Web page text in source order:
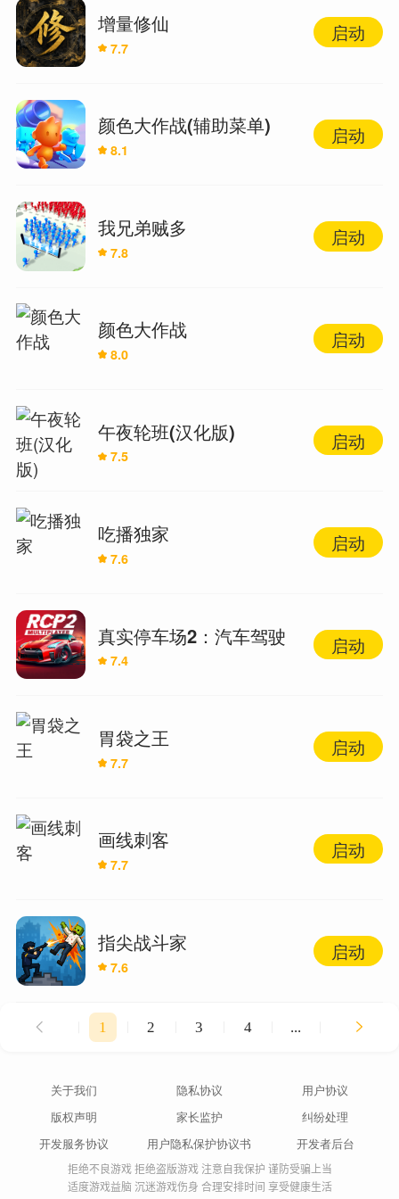
增量修仙
7.7
启动
颜色大作战(辅助菜单)
8.1
启动
我兄弟贼多
7.8
启动
颜色大作战
8.0
启动
午夜轮班(汉化版)
7.5
启动
吃播独家
7.6
启动
真实停车场2：汽车驾驶
模拟器
7.4
启动
胃袋之王
7.7
启动
画线刺客
7.7
启动
指尖战斗家
7.6
启动
1 2 3 4 ...
关于我们 隐私协议
用户协议
版权声明
家长监护
纠纷处理
开发服务协议
用户隐私保护协议书 开发者后台
拒绝不良游戏 拒绝盗版游戏 注意自我保护 谨防受骗上当
适度游戏益脑 沉迷游戏伤身 合理安排时间 享受健康生活